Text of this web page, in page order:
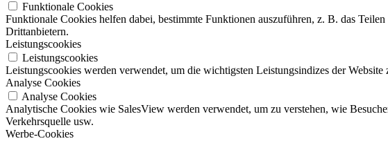
Funktionale Cookies
Funktionale Cookies helfen dabei, bestimmte Funktionen auszuführen, z. B. das
Drittanbietern.
Leistungscookies
Leistungscookies
Leistungscookies werden verwendet, um die wichtigsten Leistungsindizes der
Analyse Cookies
Analyse Cookies
Analytische Cookies wie SalesView werden verwendet, um zu verstehen, wie
Verkehrsquelle usw.
Werbe-Cookies